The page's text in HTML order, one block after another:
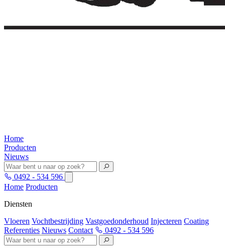
Home
Producten
Nieuws
0492 - 534 596
Home Producten
Diensten
Vloeren Vochtbestrijding Vastgoedonderhoud Injecteren Coating
Referenties Nieuws Contact 0492 - 534 596